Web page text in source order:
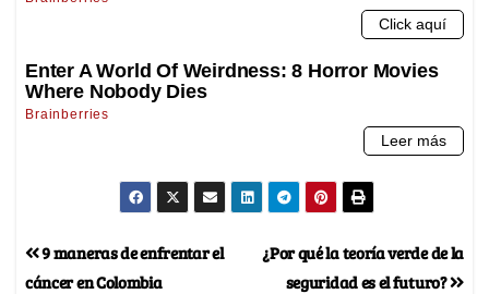
¿Por qué la teoría verde de la
seguridad es el futuro?
9 maneras de enfrentar el
cáncer en Colombia